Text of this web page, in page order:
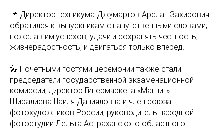
📌 Директор техникума Джумартов Арслан Захирович
обратился к выпускникам с напутственными словами,
пожелав им успехов, удачи и сохранять честность,
жизнерадостность, и двигаться только вперед.
🎤 Почетными гостями церемонии также стали
председатели государственной экзаменационной
комиссии, директор Гипермаркета «Магнит»
Ширалиева Наиля Данияловна и член союза
фотохудожников России, руководитель народной
фотостудии Дельта Астраханского областного